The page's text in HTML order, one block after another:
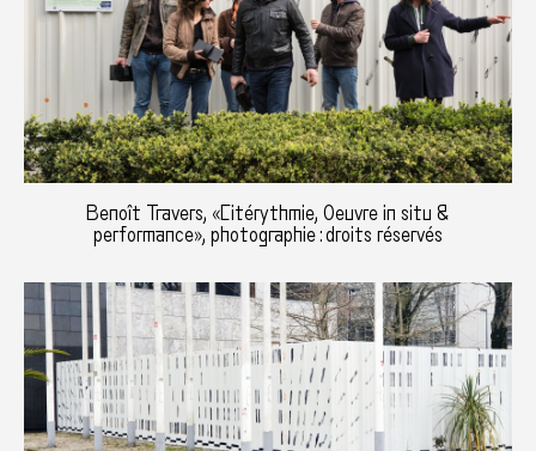
Benoît Travers, «Citérythmie, Oeuvre in situ &
performance», photographie : droits réservés